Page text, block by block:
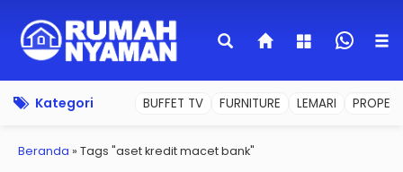
Kategori BUFFET TV FURNITURE LEMARI
Beranda » Tags "aset kredit macet bank"